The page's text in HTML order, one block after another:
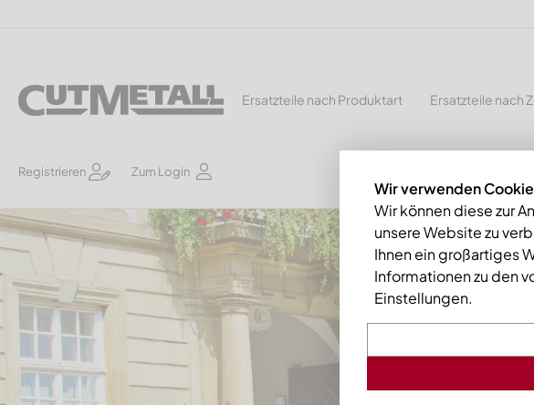
Ersatzteile nach Produktart Ersatzteile nach
Registrieren Zum Login
Wir verwenden
Wir können diese zur
unsere Website zu
Ihnen ein großartiges
Informationen zu den
Einstellungen.